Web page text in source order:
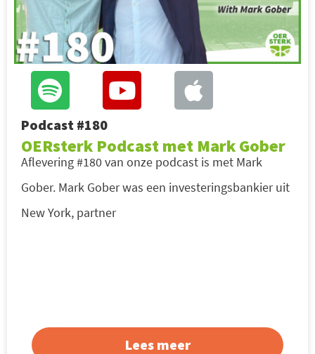
Podcast #180
OERsterk Podcast met Mark Gober
Aflevering #180 van onze podcast is met Mark
Gober. Mark Gober was een investeringsbankier uit
New York, partner
Lees meer